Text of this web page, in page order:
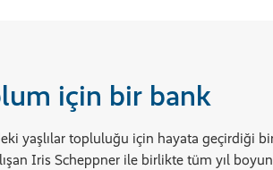
için bir bank
yaşlılar topluluğu için hayata geçirdiği
Iris Scheppner ile birlikte tüm yıl